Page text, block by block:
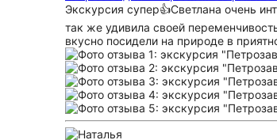
Экскурсия супер👍Светлана очень
так же удивила своей
вкусно посидели на природе в